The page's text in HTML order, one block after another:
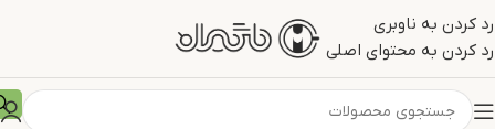
رد کردن به ناوبری
رد کردن به محتوای اصلی